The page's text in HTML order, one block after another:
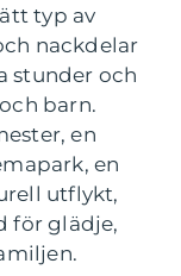
typ av
nackdelar
stunder och
barn.
en
en
utflykt,
för glädje,